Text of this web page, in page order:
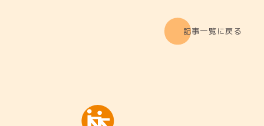
記事一覧に戻る